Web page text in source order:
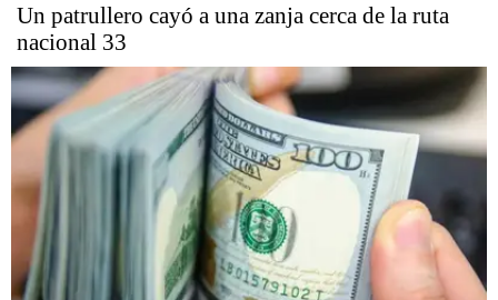
Un patrullero cayó a una zanja cerca de la ruta
nacional 33